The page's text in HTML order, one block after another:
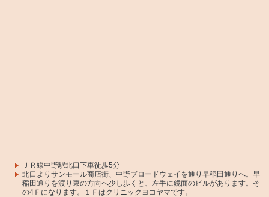
ＪＲ線中野駅北口下車徒歩5分
北口よりサンモール商店街、中野ブロードウェイを通り早稲田通りへ。早
稲田通りを渡り東の方向へ少し歩くと、左手に鏡面のビルがあります。そ
の4Ｆになります。１Ｆはクリニックヨコヤマです。